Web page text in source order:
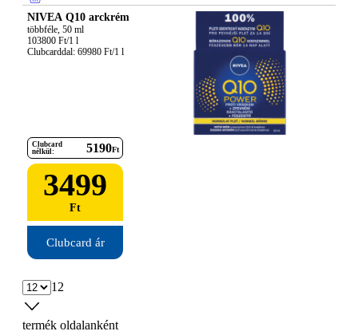
NIVEA Q10 arckrém
többféle, 50 ml
103800 Ft/1 l
Clubcarddal: 69980 Ft/1 l
Clubcard
nélkül:
5190Ft
3499
Ft
Clubcard ár
12
termék oldalanként